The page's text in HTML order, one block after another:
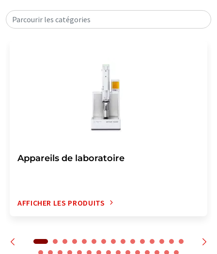
Parcourir les catégories
Appareils de laboratoire
AFFICHER LES PRODUITS